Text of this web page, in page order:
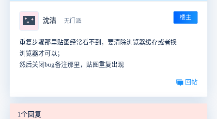
🌃 沈洁 无门派 楼主
重复步骤那里贴图经常看不到，要清除浏览器缓存或者换
浏览器才可以；
然后关闭bug备注那里，贴图重复出现
回帖
1个回复